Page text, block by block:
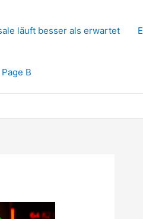
läuft besser als erwartet
Page B